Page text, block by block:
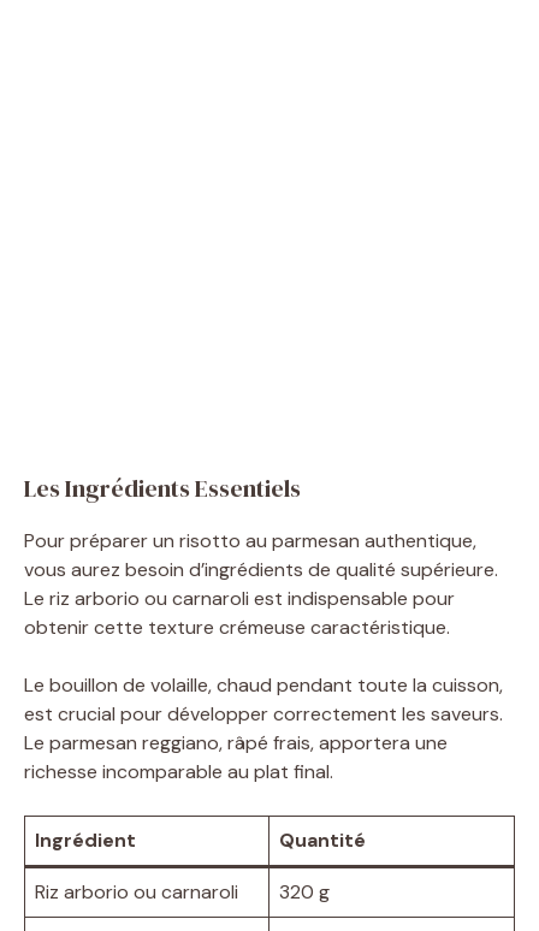
Les Ingrédients Essentiels
Pour préparer un risotto au parmesan authentique,
vous aurez besoin d’ingrédients de qualité supérieure.
Le riz arborio ou carnaroli est indispensable pour
obtenir cette texture crémeuse caractéristique.
Le bouillon de volaille, chaud pendant toute la cuisson,
est crucial pour développer correctement les saveurs.
Le parmesan reggiano, râpé frais, apportera une
richesse incomparable au plat final.
Ingrédient Quantité
Riz arborio ou carnaroli
320 g